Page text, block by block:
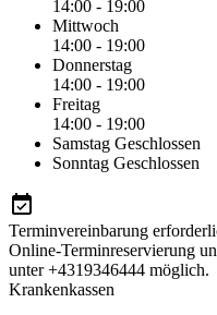
14:00 - 19:00
Mittwoch
14:00 - 19:00
Donnerstag
14:00 - 19:00
Freitag
14:00 - 19:00
Samstag Geschlossen
Sonntag Geschlossen
Terminvereinbarung
Online-Terminreservierung
unter +4319346444 möglich.
Krankenkassen